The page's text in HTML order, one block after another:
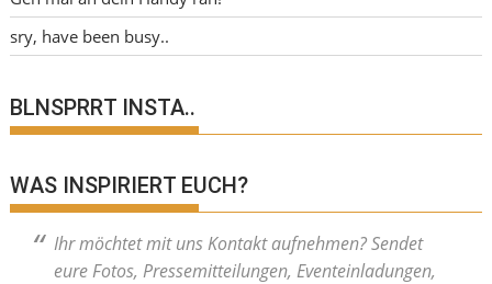
sry, have been busy..
BLNSPRRT INSTA..
WAS INSPIRIERT EUCH?
Ihr möchtet mit uns Kontakt aufnehmen? Sendet
eure Fotos, Pressemitteilungen, Eventeinladungen,